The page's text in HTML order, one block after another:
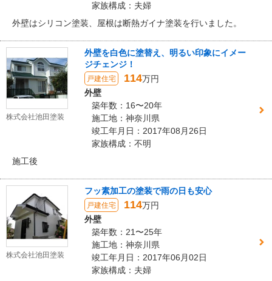
家族構成：夫婦
外壁はシリコン塗装、屋根は断熱ガイナ塗装を行いました。
株式会社池田塗装
外壁を白色に塗替え、明るい印象にイメー
ジチェンジ！
戸建住宅 114万円
外壁
築年数：16〜20年
施工地：神奈川県
竣工年月日：2017年08月26日
家族構成：不明
施工後
株式会社池田塗装
フッ素加工の塗装で雨の日も安心
戸建住宅 114万円
外壁
築年数：21〜25年
施工地：神奈川県
竣工年月日：2017年06月02日
家族構成：夫婦